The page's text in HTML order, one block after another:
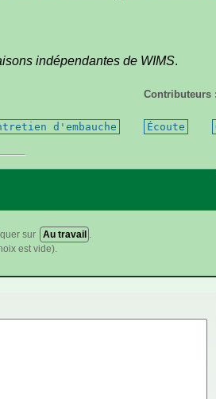
indépendantes de WIMS.
Contributeurs
d'embauche Écoute
sur Au travail
est vide).